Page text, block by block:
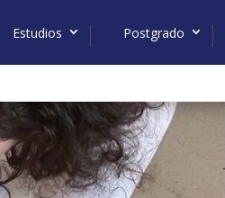
Estudios Postgrado